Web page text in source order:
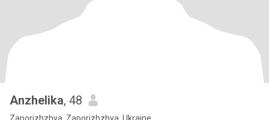
Anzhelika, 48